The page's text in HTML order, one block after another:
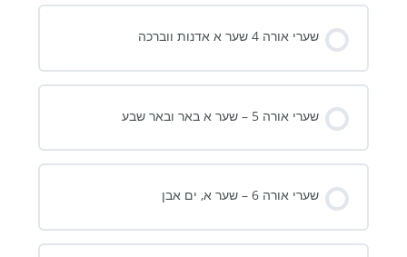
שערי אורה 4 שער א אדנות ווברכה
שערי אורה 5 – שער א באר ובאר שבע
שערי אורה 6 – שער א, ים אבן